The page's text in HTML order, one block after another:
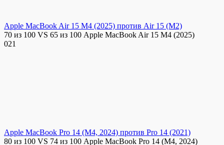
Apple MacBook Air 15 M4 (2025) против Air 15 (M2)
70 из 100 VS 65 из 100 Apple MacBook Air 15 M4 (2025)
021
Apple MacBook Pro 14 (M4, 2024) против Pro 14 (2021)
80 из 100 VS 74 из 100 Apple MacBook Pro 14 (M4, 2024)